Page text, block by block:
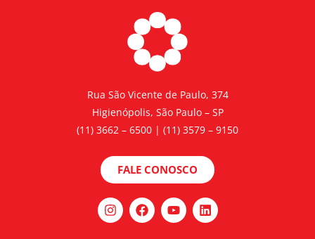
Rua São Vicente de Paulo, 374
Higienópolis, São Paulo – SP
(11) 3662 – 6500 | (11) 3579 – 9150
FALE CONOSCO